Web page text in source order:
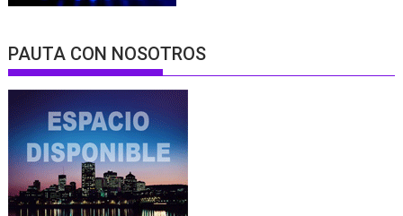
PAUTA CON NOSOTROS